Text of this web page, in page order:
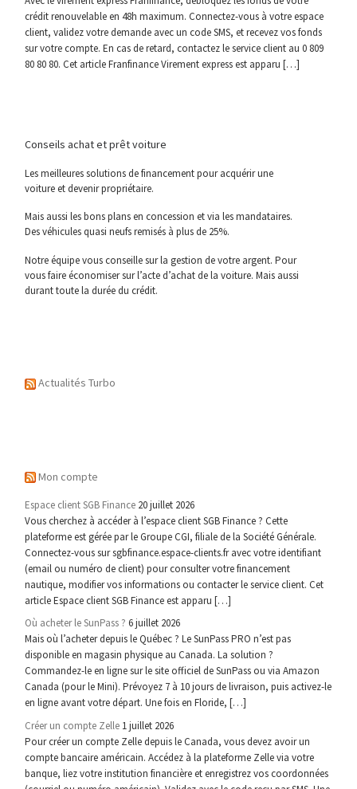
crédit renouvelable en 48h maximum. Connectez-vous à votre espace
client, validez votre demande avec un code SMS, et recevez vos fonds
sur votre compte. En cas de retard, contactez le service client au 0 809
80 80 80. Cet article Franfinance Virement express est apparu […]
Conseils achat et prêt voiture
Les meilleures solutions de financement pour acquérir une
voiture et devenir propriétaire.
Mais aussi les bons plans en concession et via les mandataires.
Des véhicules quasi neufs remisés à plus de 25%.
Notre équipe vous conseille sur la gestion de votre argent. Pour
vous faire économiser sur l’acte d’achat de la voiture. Mais aussi
durant toute la durée du crédit.
Actualités Turbo
Mon compte
Espace client SGB Finance 20 juillet 2026
Vous cherchez à accéder à l’espace client SGB Finance ? Cette
plateforme est gérée par le Groupe CGI, filiale de la Société Générale.
Connectez-vous sur sgbfinance.espace-clients.fr avec votre identifiant
(email ou numéro de client) pour consulter votre financement
nautique, modifier vos informations ou contacter le service client. Cet
article Espace client SGB Finance est apparu […]
Où acheter le SunPass ? 6 juillet 2026
Mais où l’acheter depuis le Québec ? Le SunPass PRO n’est pas
disponible en magasin physique au Canada. La solution ?
Commandez-le en ligne sur le site officiel de SunPass ou via Amazon
Canada (pour le Mini). Prévoyez 7 à 10 jours de livraison, puis activez-le
en ligne avant votre départ. Une fois en Floride, […]
Créer un compte Zelle 1 juillet 2026
Pour créer un compte Zelle depuis le Canada, vous devez avoir un
compte bancaire américain. Accédez à la plateforme Zelle via votre
banque, liez votre institution financière et enregistrez vos coordonnées